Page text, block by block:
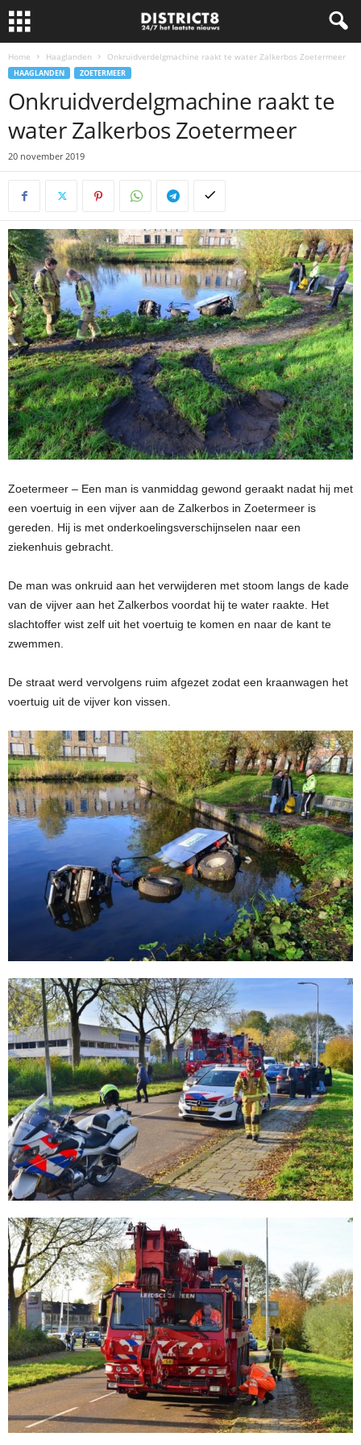
Home Haaglanden Onkruidverdelgmachine raakt te water Zalkerbos Zoetermeer
HAAGLANDEN ZOETERMEER
Onkruidverdelgmachine raakt te
water Zalkerbos Zoetermeer
20 november 2019
Zoetermeer – Een man is vanmiddag gewond geraakt nadat hij met
een voertuig in een vijver aan de Zalkerbos in Zoetermeer is
gereden. Hij is met onderkoelingsverschijnselen naar een
ziekenhuis gebracht.
De man was onkruid aan het verwijderen met stoom langs de kade
van de vijver aan het Zalkerbos voordat hij te water raakte. Het
slachtoffer wist zelf uit het voertuig te komen en naar de kant te
zwemmen.
De straat werd vervolgens ruim afgezet zodat een kraanwagen het
voertuig uit de vijver kon vissen.